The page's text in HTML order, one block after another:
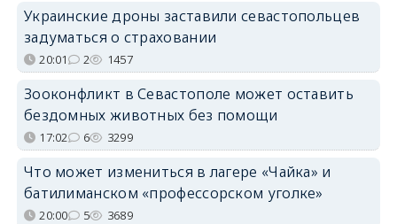
Украинские дроны заставили севастопольцев
задуматься о страховании
20:01 2 1457
Зооконфликт в Севастополе может оставить
бездомных животных без помощи
17:02 6 3299
Что может измениться в лагере «Чайка» и
батилиманском «профессорском уголке»
20:00 5 3689